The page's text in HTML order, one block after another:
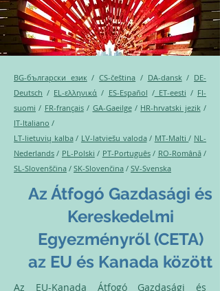
BG-български език/CS-čeština / DA-dansk/ DE-
Deutsch / EL-ελληνικά / ES-Español /ET-eesti / FI-
suomi / FR-français/ GA-Gaeilge/ HR-hrvatski jezik/
IT-Italiano /
LT-lietuvių kalba/ LV-latviešu valoda/ MT-Malti/ NL-
Nederlands / PL-Polski / PT-Português/ RO-Română/
SL-Slovenščina / SK-Slovenčina / SV-Svenska
Az Átfogó Gazdasági és
Kereskedelmi
Egyezményről (CETA)
az EU és Kanada között
Az EU-Kanada Átfogó Gazdasági és